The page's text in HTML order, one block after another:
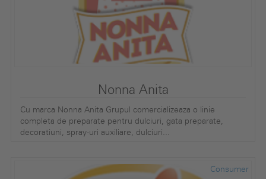
Nonna Anita
Cu marca Nonna Anita Grupul comercializeaza o linie
completa de preparate pentru dulciuri, gata preparate,
decoratiuni, spray-uri auxiliare, dulciuri...
Consumer